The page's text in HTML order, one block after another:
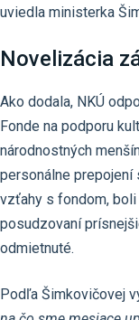
uviedla ministerka
Novelizácia
Ako dodala, NKÚ
Fonde na podporu
národnostných
personálne prepojení
vzťahy s fondom,
posudzovaní
odmietnuté.
Podľa Šimkovičovej